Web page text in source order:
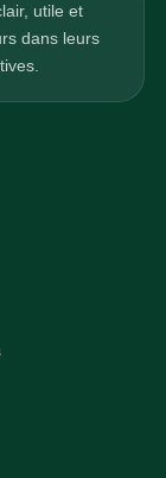
utile et
dans leurs